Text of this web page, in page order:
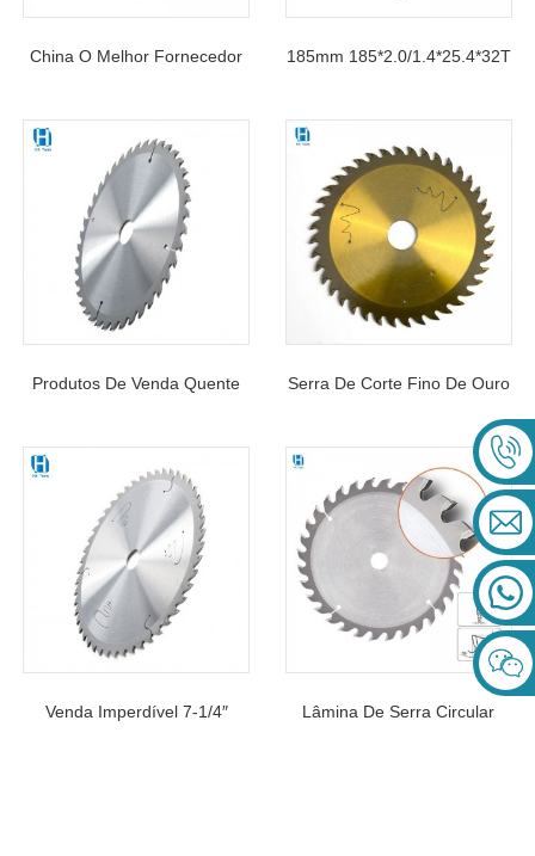
China O Melhor Fornecedor
Corte De 12 Polegadas
185mm 185*2.0/1.4*25.4*32T
Produtos De Venda Quente
TCT De Madeira De Corte
Fino De 8 Polegadas
Serra De Corte Fino De Ouro
Polegadas
125*1,5/1,0*20*30T
Venda Imperdível 7-1/4″ Lâmina De Serra Circular